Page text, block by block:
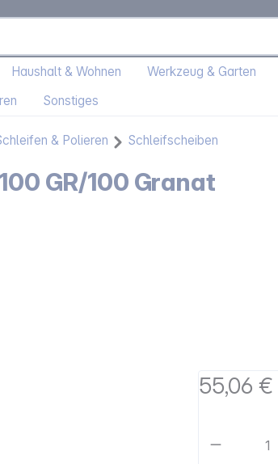
Haushalt & Wohnen
Werkzeug & Garten
Sonstiges
& Polieren Schleifscheiben
GR/100 Granat
55,06 €
Artikel